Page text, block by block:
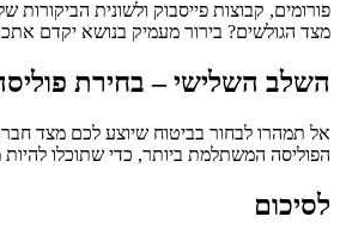
מצד הגולשים? בירור מעמיק בנושא יקדם
השלב השלישי – בחירת
אל תמהרו לבחור בביטוח שיוצע לכם מצד
הפוליסה המשתלמת ביותר, כדי שתוכלו להיות
לסיכום